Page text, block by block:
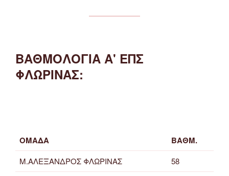
ΒΑΘΜΟΛΟΓΙΑ Α' ΕΠΣ
ΦΛΩΡΙΝΑΣ:
ΟΜΑΔΑ ΒΑΘΜ.
Μ.ΑΛΕΞΑΝΔΡΟΣ ΦΛΩΡΙΝΑΣ
58